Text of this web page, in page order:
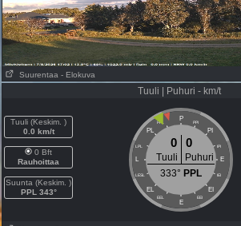
Suurentaa - Elokuva
Tuuli | Puhuri - km/t
Tuuli (Keskim. )
0.0 km/t
0 Bft
Rauhoittaa
Suunta (Keskim. )
PPL 343°
P
PPL PPI
PL PI
LPL IPI
L E
LESL IEI
EL EI
EEL EEI
E
0 0
Tuuli
Puhuri
333° PPL